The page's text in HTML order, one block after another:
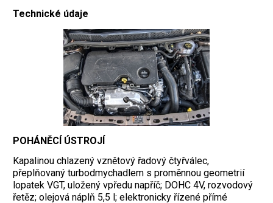
Technické údaje
POHÁNĚCÍ ÚSTROJÍ
Kapalinou chlazený vznětový řadový čtyřválec,
přeplňovaný turbodmychadlem s proměnnou geometrií
lopatek VGT, uložený vpředu napříč; DOHC 4V, rozvodový
řetěz; olejová náplň 5,5 l; elektronicky řízené přímé